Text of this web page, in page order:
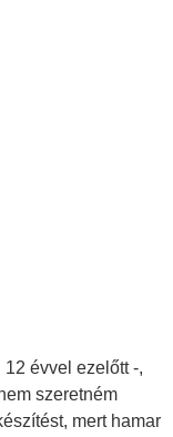
évvel ezelőtt -,
szeretném
mert hamar